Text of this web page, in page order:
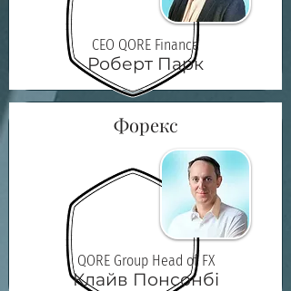
CEO QORE Finance
Роберт Парк
Форекс
QORE Group Head of FX
Клайв Понсонбі